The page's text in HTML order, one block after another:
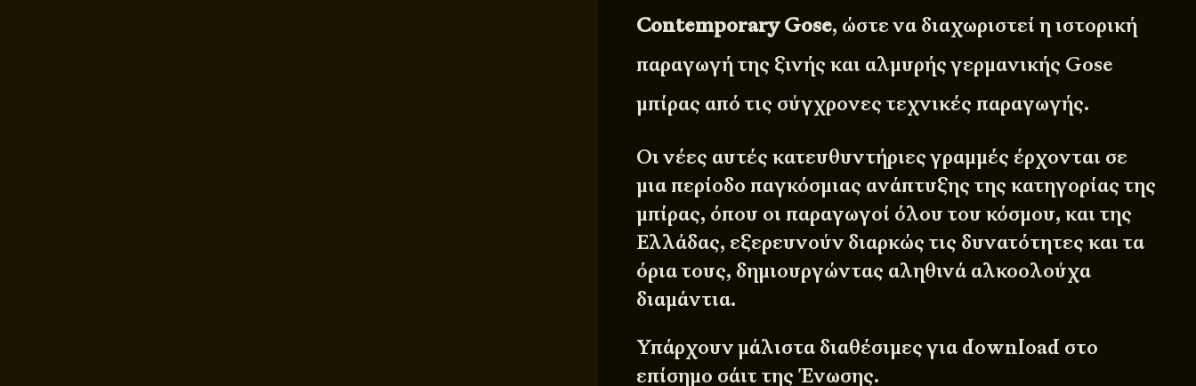
Contemporary Gose, ώστε να διαχωριστεί η ιστορική
παραγωγή της ξινής και αλμυρής γερμανικής Gose
μπίρας από τις σύγχρονες τεχνικές παραγωγής.
Οι νέες αυτές κατευθυντήριες γραμμές έρχονται σε
μια περίοδο παγκόσμιας ανάπτυξης της κατηγορίας της
μπίρας, όπου οι παραγωγοί όλου του κόσμου, και της
Ελλάδας, εξερευνούν διαρκώς τις δυνατότητες και τα
όρια τους, δημιουργώντας αληθινά αλκοολούχα
διαμάντια.
Υπάρχουν μάλιστα διαθέσιμες για download στο
επίσημο σάιτ τηςΈνωσης.